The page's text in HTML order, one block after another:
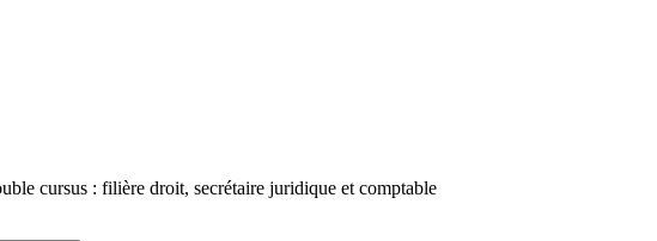
cursus : filière droit, secrétaire juridique et comptable